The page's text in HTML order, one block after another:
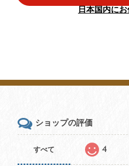
日本国内に
ショップの評価
すべて 4